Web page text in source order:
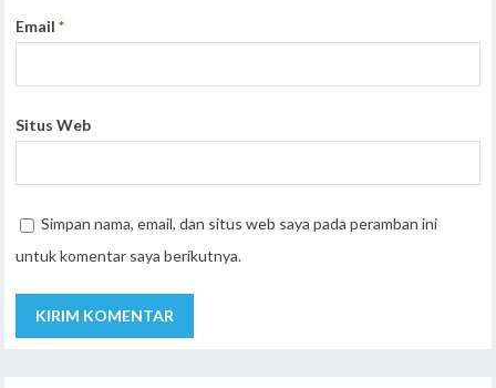
Email*
Situs Web
Simpan nama, email, dan situs web saya pada peramban ini
untuk komentar saya berikutnya.